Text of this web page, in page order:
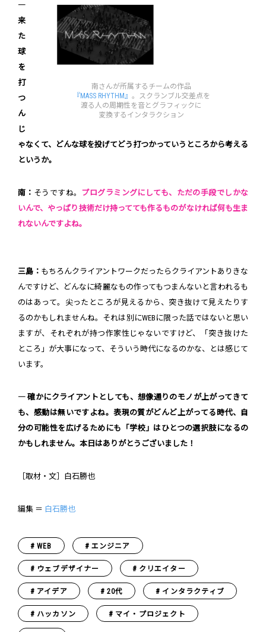
南さんが所属するチームの作品
『MASS RHYTHM』 。スクランブル交差点を
渡る人の周期性を音とグラフィックに
変換するインタラクション
―
来
た
球
を
打
つ
ん
じ
ゃなくて、どんな球を投げてどう打つかっていうところから考える
というか。
南： そうですね。 プログラミングにしても、ただの手段でしかな
いんで、やっぱり技術だけ持ってても作るものがなければ何も生ま
れないんですよね。
三島： もちろんクライアントワークだったらクライアントありきな
んですけど、どんなに綺麗なもの作ってもつまんないと言われるも
のはあって。尖ったところが見えるから、突き抜けて見えたりす
るのかもしれませんね。それは別にWEBに限った話ではないと思い
ますが、それぞれが持つ作家性じゃないですけど、「突き抜けた
ところ」が大事になって、そういう時代になるのかな、とは感じて
います。
― 確かにクライアントとしても、想像通りのモノが上がってきて
も、感動は無いですよね。表現の質がどんど上がってる時代、自
分の可能性を広げるためにも「学校」はひとつの選択肢になるの
かもしれません。本日はありがとうございました！
［取材・文］白石勝也
編集 ＝ 白石勝也
WEB エンジニア
ウェブデザイナー クリエイター
アイデア 20代 インタラクティブ
ハッカソン マイ・プロジェクト